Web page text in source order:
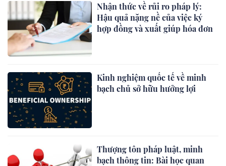
Nhận thức về rủi ro pháp lý:
Hậu quả nặng nề của việc ký
hợp đồng và xuất giúp hóa đơn
Kinh nghiệm quốc tế về minh
bạch chủ sở hữu hưởng lợi
Thượng tôn pháp luật, minh
bạch thông tin: Bài học quan